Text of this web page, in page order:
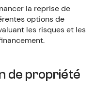
la reprise de
options de
les risques et les
de propriété